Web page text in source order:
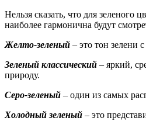
Нельзя сказать, что для зеленого
наиболее гармонична будут
Желто-зеленый – это тон зелени
Зеленый классический – яркий,
природу.
Серо-зеленый – один из самых
Холодный зеленый – это